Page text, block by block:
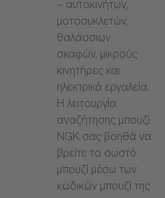
– αυτοκινήτων,
μοτοσυκλετών,
θαλάσσιων
σκαφών, μικρούς
κινητήρες και
ηλεκτρικά εργαλεία.
Η λειτουργία
αναζήτησης μπουζί
NGK σας βοηθά να
βρείτε το σωστό
μπουζί μέσω των
κωδικών μπουζί της